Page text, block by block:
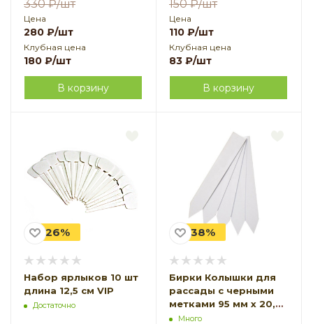
330₽/шт
Цена
280 ₽/шт
Клубная цена
180 ₽/шт
В корзину
150₽/шт
Цена
110 ₽/шт
Клубная цена
83 ₽/шт
В корзину
-26%
Набор ярлыков 10 шт
длина 12,5 см VIP
Достаточно
-38%
Бирки Колышки для
рассады с черными
метками 95 мм x 20,03
мм 20 шт
Много